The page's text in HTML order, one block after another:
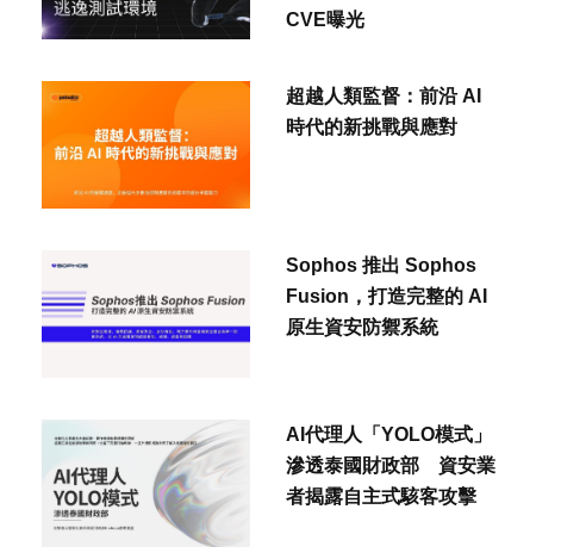
CVE曝光
超越人類監督：前沿 AI
時代的新挑戰與應對
Sophos 推出 Sophos
Fusion，打造完整的 AI
原生資安防禦系統
AI代理人「YOLO模式」
滲透泰國財政部 資安業
者揭露自主式駭客攻擊